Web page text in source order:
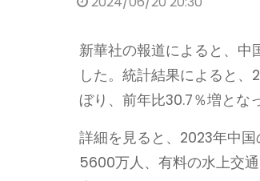
新華社の報道によると、中
した。統計結果によると
ぼり、前年比30.7％増とな
詳細を見ると、2023年中
5600万人、有料の水上交